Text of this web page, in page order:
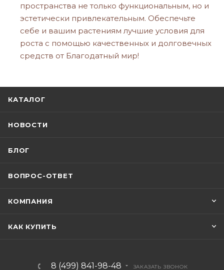
пространства не только функциональным, но и
эстетически привлекательным. Обеспечьте
себе и вашим растениям лучшие условия для
роста с помощью качественных и долговечных
средств от Благодатный мир!
КАТАЛОГ
НОВОСТИ
БЛОГ
ВОПРОС-ОТВЕТ
КОМПАНИЯ
КАК КУПИТЬ
8 (499) 841-98-48 ЗАКАЗАТЬ ЗВОНОК